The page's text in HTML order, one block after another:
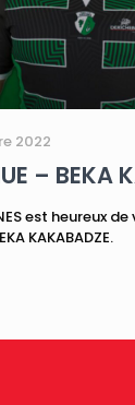
2022
– BEKA
est heureux
KAKABADZE.